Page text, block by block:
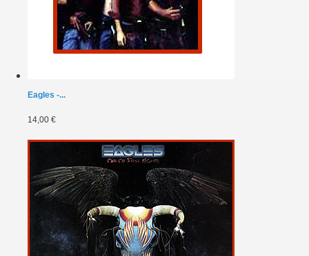
Eagles -...
14,00 €